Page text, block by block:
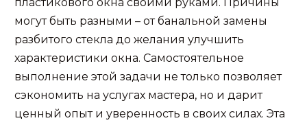
могут быть разными – от банальной замены
разбитого стекла до желания улучшить
характеристики окна. Самостоятельное
выполнение этой задачи не только позволяет
сэкономить на услугах мастера, но и дарит
ценный опыт и уверенность в своих силах. Эта